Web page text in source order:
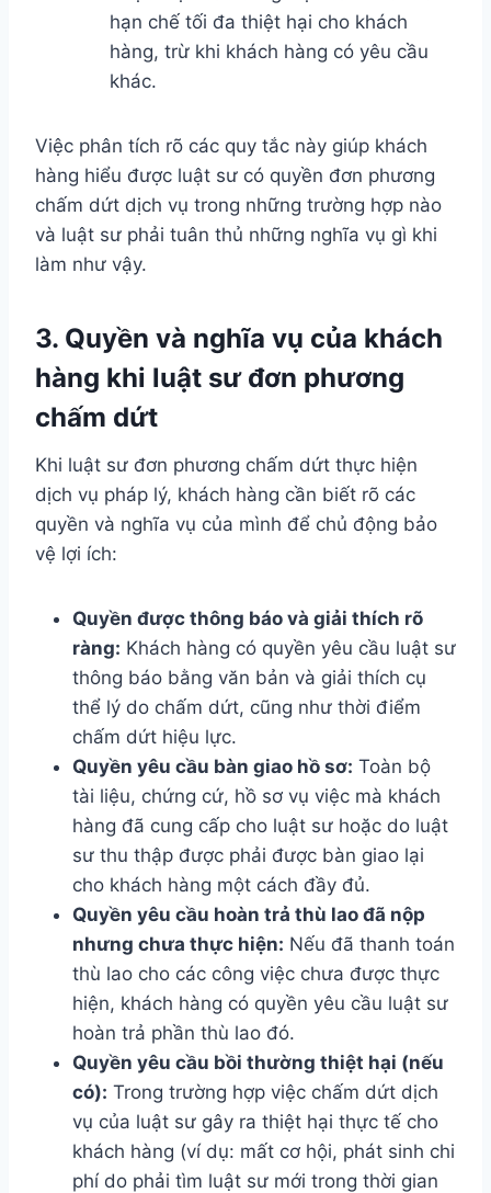
hạn chế tối đa thiệt hại cho khách
hàng, trừ khi khách hàng có yêu cầu
khác.
Việc phân tích rõ các quy tắc này giúp khách
hàng hiểu được luật sư có quyền đơn phương
chấm dứt dịch vụ trong những trường hợp nào
và luật sư phải tuân thủ những nghĩa vụ gì khi
làm như vậy.
3. Quyền và nghĩa vụ của khách
hàng khi luật sư đơn phương
chấm dứt
Khi luật sư đơn phương chấm dứt thực hiện
dịch vụ pháp lý, khách hàng cần biết rõ các
quyền và nghĩa vụ của mình để chủ động bảo
vệ lợi ích:
Quyền được thông báo và giải thích rõ
ràng: Khách hàng có quyền yêu cầu luật sư
thông báo bằng văn bản và giải thích cụ
thể lý do chấm dứt, cũng như thời điểm
chấm dứt hiệu lực.
Quyền yêu cầu bàn giao hồ sơ: Toàn bộ
tài liệu, chứng cứ, hồ sơ vụ việc mà khách
hàng đã cung cấp cho luật sư hoặc do luật
sư thu thập được phải được bàn giao lại
cho khách hàng một cách đầy đủ.
Quyền yêu cầu hoàn trả thù lao đã nộp
nhưng chưa thực hiện: Nếu đã thanh toán
thù lao cho các công việc chưa được thực
hiện, khách hàng có quyền yêu cầu luật sư
hoàn trả phần thù lao đó.
Quyền yêu cầu bồi thường thiệt hại (nếu
có): Trong trường hợp việc chấm dứt dịch
vụ của luật sư gây ra thiệt hại thực tế cho
khách hàng (ví dụ: mất cơ hội, phát sinh chi
phí do phải tìm luật sư mới trong thời gian